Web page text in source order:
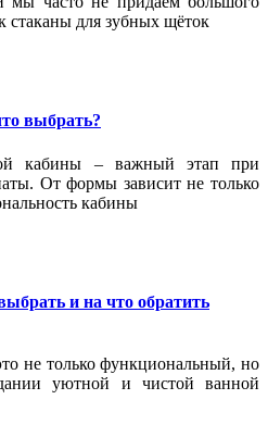
стаканы для зубных щёток
выбрать?
кабины – важный этап при
От формы зависит не только
кабины
и на что обратить
не только функциональный, но
уютной и чистой ванной